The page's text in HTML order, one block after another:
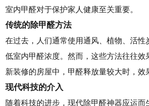
室内甲醛对于保护家人健康至关重要。
传统的除甲醛方法
在过去，人们通常使用通风、植物、活性
低室内甲醛浓度。然而，这些方法往往效
新装修的房屋中，甲醛释放量较大时，效
现代科技的介入
随着科技的进步，现代除甲醛神器应运而